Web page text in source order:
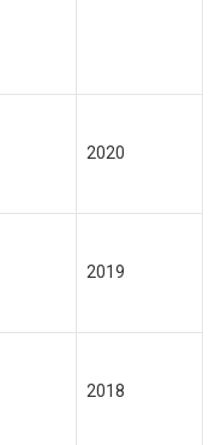
2020
2019
2018